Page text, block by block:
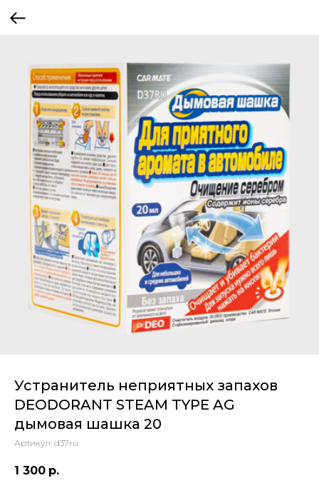
Устранитель неприятных запахов
DEODORANT STEAM TYPE AG
дымовая шашка 20
Артикул: d37ru
1 300 р.